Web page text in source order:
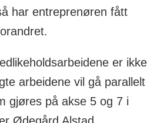
har entreprenøren fått
er ikke
arbeidene vil gå parallelt
gjøres på akse 5 og 7 i